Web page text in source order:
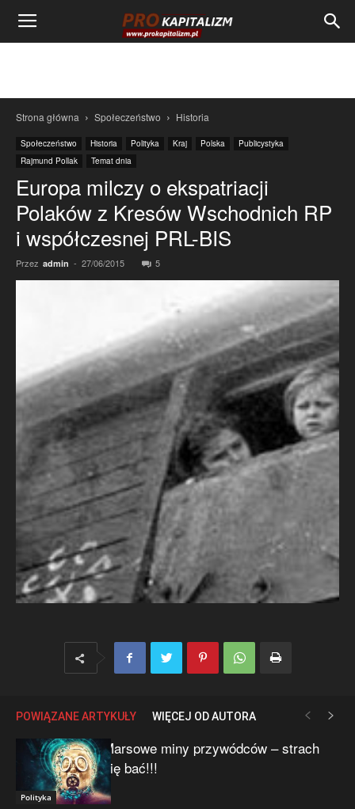
Strona główna Społeczeństwo Historia
Społeczeństwo Historia Polityka Kraj Polska
Publicystyka
Rajmund Pollak
Temat dnia
Europa milczy o ekspatriacji
Polaków z Kresów Wschodnich RP
i współczesnej PRL-BIS
Przez admin - 27/06/2015 5
POWIĄZANE ARTYKUŁY WIĘCEJ OD AUTORA
Polityka
Marsowe miny przywódców – strach
się bać!!!